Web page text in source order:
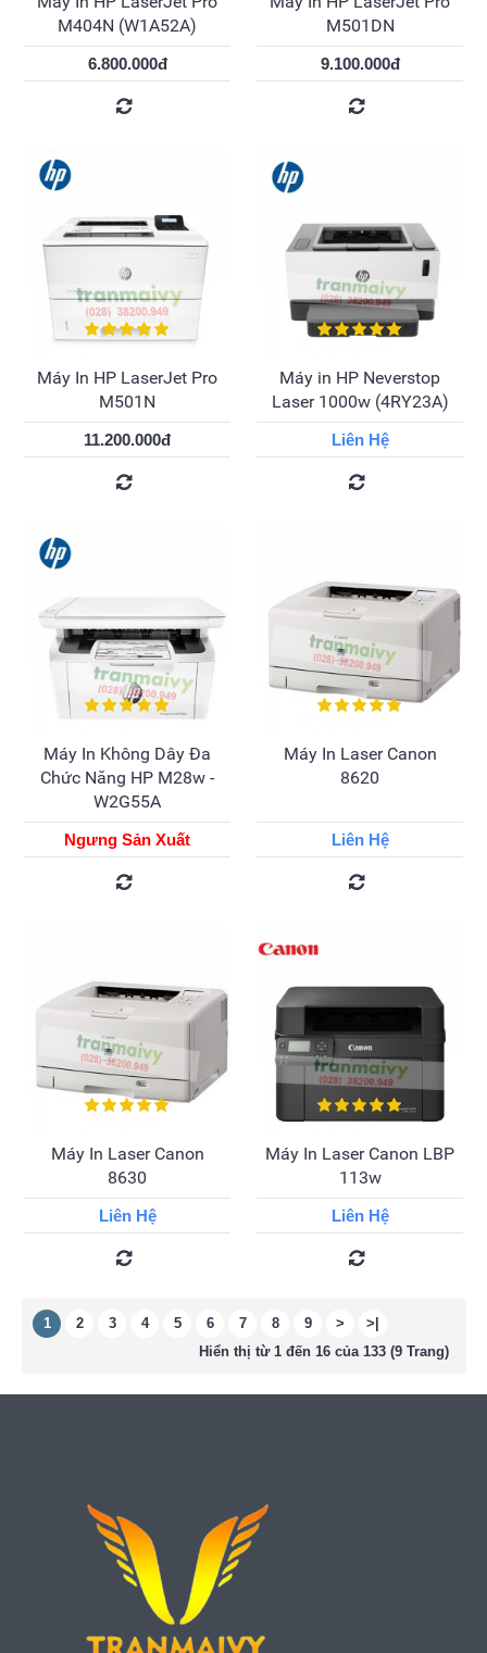
M404N (W1A52A)
6.800.000đ
M501DN
9.100.000đ
Máy In HP LaserJet Pro
M501N
11.200.000đ
Máy in HP Neverstop
Laser 1000w (4RY23A)
Liên Hệ
Máy In Không Dây Đa
Chức Năng HP M28w -
W2G55A
Ngưng Sản Xuất
Máy In Laser Canon
8620
Liên Hệ
Máy In Laser Canon
8630
Liên Hệ
Máy In Laser Canon LBP
113w
Liên Hệ
1 2 3 4 5 6 7 8 9 >
>|
Hiển thị từ 1 đến 16 của 133 (9 Trang)